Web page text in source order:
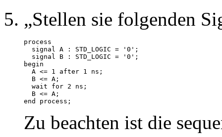
Stellen sie folgenden
process
  signal A : STD_LOGIC = '0';
  signal B : STD_LOGIC = '0';
begin
  A <= 1 after 1 ns;
  B <= A;
  wait for 2 ns;
  B <= A;
end process;
Zu beachten ist die